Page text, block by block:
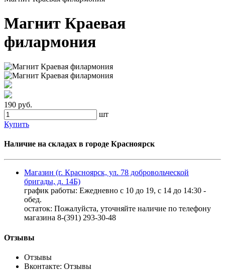
Магнит Краевая
филармония
190 руб.
шт
Купить
Наличие на складах в городе Красноярск
Магазин (г. Красноярск, ул. 78 добровольческой
бригады, д. 14Б)
график работы: Ежедневно с 10 до 19, с 14 до 14:30 -
обед.
остаток: Пожалуйста, уточняйте наличие по телефону
магазина 8-(391) 293-30-48
Отзывы
Отзывы
Вконтакте: Отзывы